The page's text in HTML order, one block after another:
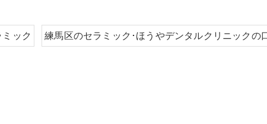
ック 練馬区のセラミック･ほうやデンタルクリニックの